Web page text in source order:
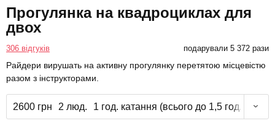
Прогулянка на квадроциклах для
двох
306 відгуків подарували 5 372 рази
Райдери вирушать на активну прогулянку перетятою місцевістю
разом з інструкторами.
2600 грн 2 люд. 1 год. катання (всього до 1,5 год.)